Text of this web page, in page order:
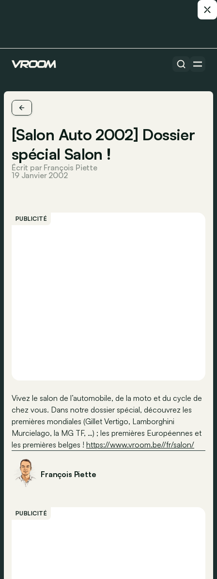
[Salon Auto 2002] Dossier
spécial Salon !
Écrit par François Piette
19 Janvier 2002
PUBLICITÉ
Vivez le salon de l’automobile, de la moto et du cycle de
chez vous. Dans notre dossier spécial, découvrez les
premières mondiales (Gillet Vertigo, Lamborghini
Murcielago, la MG TF, …) ; les premières Européennes et
les premières belges ! https://www.vroom.be//fr/salon/
François Piette
PUBLICITÉ